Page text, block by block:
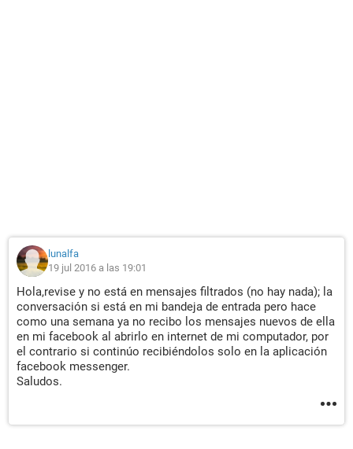
lunalfa
19 jul 2016 a las 19:01
Hola,revise y no está en mensajes filtrados (no hay nada); la
conversación si está en mi bandeja de entrada pero hace
como una semana ya no recibo los mensajes nuevos de ella
en mi facebook al abrirlo en internet de mi computador, por
el contrario si continúo recibiéndolos solo en la aplicación
facebook messenger.
Saludos.